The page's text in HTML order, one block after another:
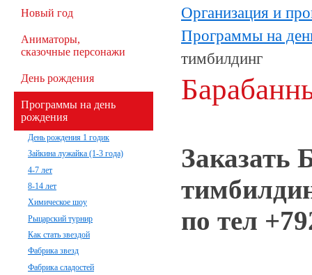
Организация и
Программы на
тимбилдинг
Заказать
по тел
Новый год
Аниматоры,
сказочные персонажи
День рождения
Программы на день
рождения
День рождения 1 годик
Зайкина лужайка (1-3 года)
4-7 лет
8-14 лет
Химическое шоу
Рыцарский турнир
Как стать звездой
Фабрика звезд
Фабрика сладостей